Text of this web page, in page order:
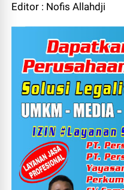
Editor : Nofis Allahdji